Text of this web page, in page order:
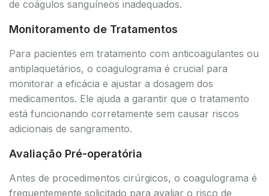
de coágulos sanguíneos inadequados.
Monitoramento de Tratamentos
Para pacientes em tratamento com anticoagulantes ou
antiplaquetários, o coagulograma é crucial para
monitorar a eficácia e ajustar a dosagem dos
medicamentos. Ele ajuda a garantir que o tratamento
está funcionando corretamente sem causar riscos
adicionais de sangramento.
Avaliação Pré-operatória
Antes de procedimentos cirúrgicos, o coagulograma é
frequentemente solicitado para avaliar o risco de